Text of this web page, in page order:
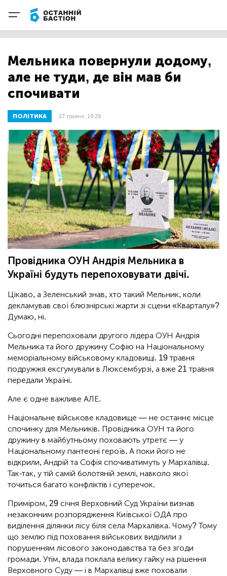
Мельника повернули додому,
але не туди, де він мав би
спочивати
ПОЛІТИКА 27 травня, 19:29
Провідника ОУН Андрія Мельника в
Україні будуть перепоховувати двічі.
Цікаво, а Зеленський знав, хто такий Мельник, коли
декламував свої блюзнірські жарти зі сцени «Кварталу»?
Думаю, ні.
Сьогодні перепоховали другого лідера ОУН Андрія
Мельника та його дружину Софію на Національному
меморіальному військовому кладовищі. 19 травня
подружжя ексгумували в Люксембурзі, а вже 21 травня
передали Україні.
Але є одне важливе АЛЕ.
Національне військове кладовище — не останнє місце
спочинку для Мельників. Провідника ОУН та його
дружину в майбутньому поховають утретє — у
Національному пантеоні героїв. А поки його не
відкрили, Андрій та Софія спочиватимуть у Мархалівці.
Так-так, у тій самій болотяній землі, навколо якої
точиться багато конфліктів і суперечок.
Приміром, 29 січня Верховний Суд України визнав
незаконним розпорядження Київської ОДА про
виділення ділянки лісу біля села Мархалівка. Чому? Тому
що землю під поховання військових виділили з
порушенням лісового законодавства та без згоди
громади. Утім, влада поклала велику гайку на рішення
Верховного Суду — і в Мархалівці вже поховали